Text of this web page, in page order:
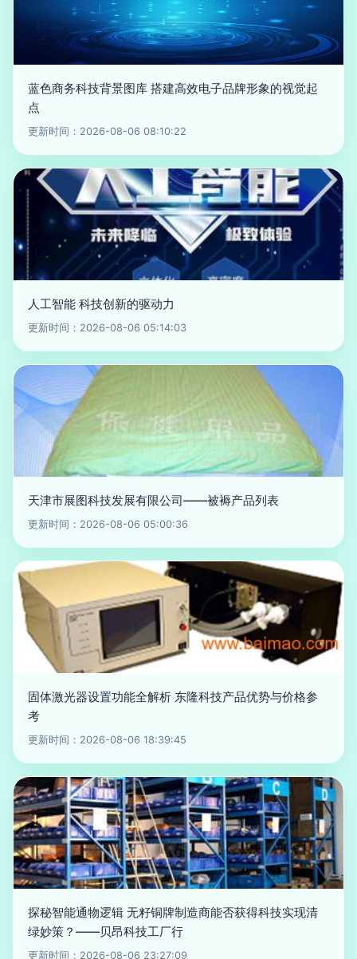
蓝色商务科技背景图库 搭建高效电子品牌形象的视觉起
点
更新时间：2026-08-06 08:10:22
人工智能 科技创新的驱动力
更新时间：2026-08-06 05:14:03
天津市展图科技发展有限公司——被褥产品列表
更新时间：2026-08-06 05:00:36
固体激光器设置功能全解析 东隆科技产品优势与价格参
考
更新时间：2026-08-06 18:39:45
探秘智能通物逻辑 无籽铜牌制造商能否获得科技实现清
绿妙策？——贝昂科技工厂行
更新时间：2026-08-06 23:27:09